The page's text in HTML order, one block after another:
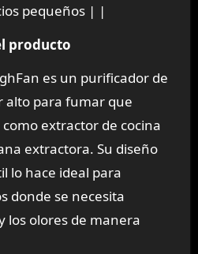
pequeños | |
producto
es un purificador de
alto para fumar que
extractor de cocina
extractora. Su diseño
lo hace ideal para
donde se necesita
los olores de manera